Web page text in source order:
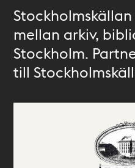
mellan arkiv,
Stockholm.
till